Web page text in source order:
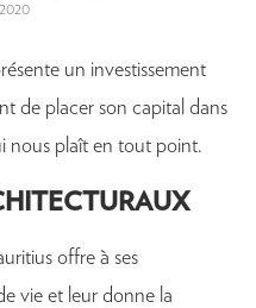
un investissement
de placer son capital dans
nous plaît en tout point.
offre à ses
vie et leur donne la